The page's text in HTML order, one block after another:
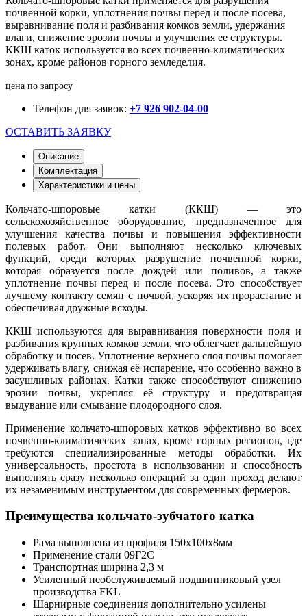
почвенной корки, уплотнения почвы перед и после посева,
выравнивание поля и разбивания комков земли, удержания
влаги, снижение эрозии почвы и улучшения ее структуры.
ККШ каток используется во всех почвенно-климатических
зонах, кроме районов горного земледелия.
цена по запросу
Телефон для заявок: +7 926 902-04-00
ОСТАВИТЬ ЗАЯВКУ
Описание
Комплектация
Характеристики и цены
Кольчато-шпоровые катки (ККШ) — это
сельскохозяйственное оборудование, предназначенное для
улучшения качества почвы и повышения эффективности
полевых работ. Они выполняют несколько ключевых
функций, среди которых разрушение почвенной корки,
которая образуется после дождей или поливов, а также
уплотнение почвы перед и после посева. Это способствует
лучшему контакту семян с почвой, ускоряя их прорастание и
обеспечивая дружные всходы.
ККШ используются для выравнивания поверхности поля и
разбивания крупных комков земли, что облегчает дальнейшую
обработку и посев. Уплотнение верхнего слоя почвы помогает
удерживать влагу, снижая её испарение, что особенно важно в
засушливых районах. Катки также способствуют снижению
эрозии почвы, укрепляя её структуру и предотвращая
выдувание или смывание плодородного слоя.
Применение кольчато-шпоровых катков эффективно во всех
почвенно-климатических зонах, кроме горных регионов, где
требуются специализированные методы обработки. Их
универсальность, простота в использовании и способность
выполнять сразу несколько операций за один проход делают
их незаменимым инструментом для современных фермеров.
Преимущества кольчато-зубчатого катка
Рама выполнена из профиля 150х100х8мм
Применение стали 09Г2С
Транспортная ширина 2,3 м
Усиленный необслуживаемый подшипниковый узел
производства FKL
Шарнирные соединения дополнительно усилены